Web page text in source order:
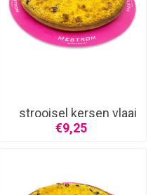
strooisel kersen vlaai
half
€9,25